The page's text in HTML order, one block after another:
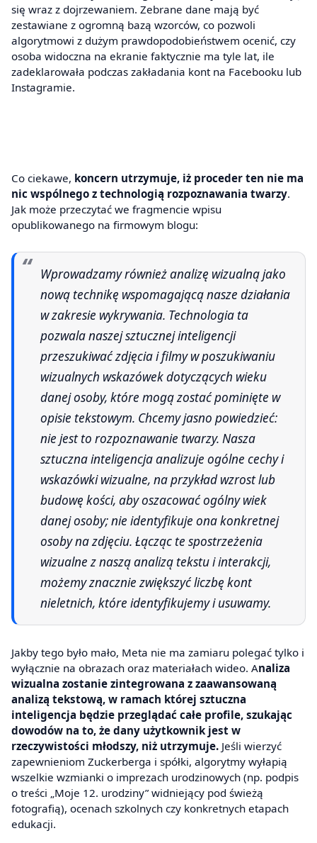
się wraz z dojrzewaniem. Zebrane dane mają być
zestawiane z ogromną bazą wzorców, co pozwoli
algorytmowi z dużym prawdopodobieństwem ocenić, czy
osoba widoczna na ekranie faktycznie ma tyle lat, ile
zadeklarowała podczas zakładania kont na Facebooku lub
Instagramie.
Co ciekawe, koncern utrzymuje, iż proceder ten nie ma
nic wspólnego z technologią rozpoznawania twarzy.
Jak może przeczytać we fragmencie wpisu
opublikowanego na firmowym blogu:
Wprowadzamy również analizę wizualną jako
nową technikę wspomagającą nasze działania
w zakresie wykrywania. Technologia ta
pozwala naszej sztucznej inteligencji
przeszukiwać zdjęcia i filmy w poszukiwaniu
wizualnych wskazówek dotyczących wieku
danej osoby, które mogą zostać pominięte w
opisie tekstowym. Chcemy jasno powiedzieć:
nie jest to rozpoznawanie twarzy. Nasza
sztuczna inteligencja analizuje ogólne cechy i
wskazówki wizualne, na przykład wzrost lub
budowę kości, aby oszacować ogólny wiek
danej osoby; nie identyfikuje ona konkretnej
osoby na zdjęciu. Łącząc te spostrzeżenia
wizualne z naszą analizą tekstu i interakcji,
możemy znacznie zwiększyć liczbę kont
nieletnich, które identyfikujemy i usuwamy.
Jakby tego było mało, Meta nie ma zamiaru polegać tylko i
wyłącznie na obrazach oraz materiałach wideo. Analiza
wizualna zostanie zintegrowana z zaawansowaną
analizą tekstową, w ramach której sztuczna
inteligencja będzie przeglądać całe profile, szukając
dowodów na to, że dany użytkownik jest w
rzeczywistości młodszy, niż utrzymuje. Jeśli wierzyć
zapewnieniom Zuckerberga i spółki, algorytmy wyłapią
wszelkie wzmianki o imprezach urodzinowych (np. podpis
o treści „Moje 12. urodziny” widniejący pod świeżą
fotografią), ocenach szkolnych czy konkretnych etapach
edukacji.